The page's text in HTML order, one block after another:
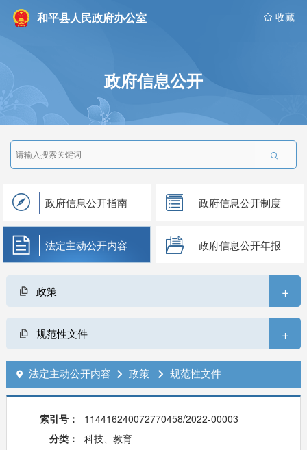
和平县人民政府办公室  收藏
政府信息公开

政府信息公开指南 政府信息公开制度
法定主动公开内容 政府信息公开年报
政策 +
规范性文件 +
 法定主动公开内容  政策  规范性文件
索引号：
114416240072770458/2022-00003
分类：
科技、教育